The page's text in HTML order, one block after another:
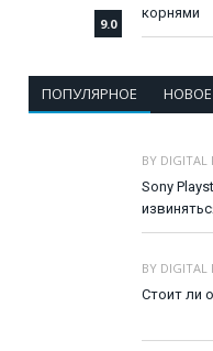
9.0
корнями
ПОПУЛЯРНОЕ НОВОЕ
BY DIGITAL
Sony
BY DIGITAL
Стоит ли